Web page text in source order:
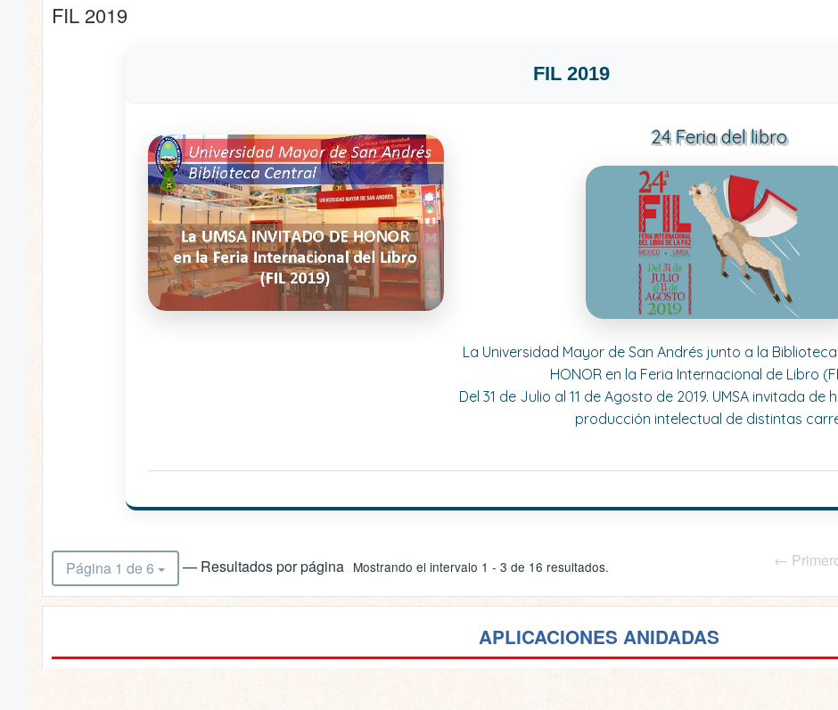
FIL 2019
FIL 2019
24 Feria del libro
La Universidad Mayor de San Andrés junto a la Biblioteca
HONOR en la Feria Internacional de Libro
Del 31 de Julio al 11 de Agosto de 2019. UMSA invitada de
producción intelectual de distintas
Página 1 de 6 — Resultados por página Mostrando el intervalo 1 - 3 de 16 resultados. ←
APLICACIONES ANIDADAS